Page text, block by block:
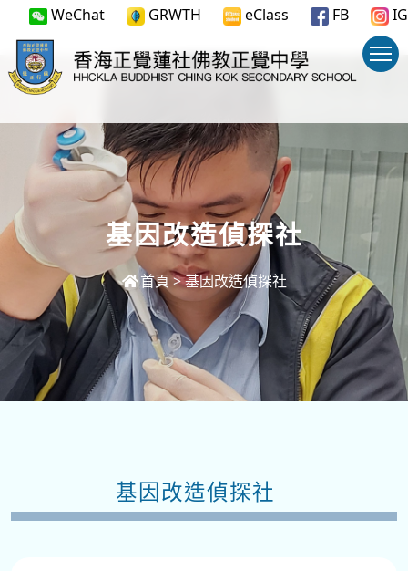
WeChat GRWTH eClass FB IG
基因改造偵探社
首頁 >基因改造偵探社
基因改造偵探社